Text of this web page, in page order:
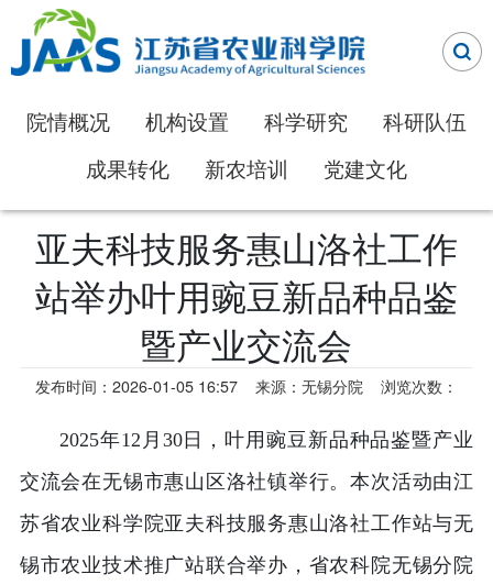
院情概况 机构设置 科学研究
科研队伍
成果转化
新农培训 党建文化
亚夫科技服务惠山洛社工作
站举办叶用豌豆新品种品鉴
暨产业交流会
发布时间：2026-01-05 16:57 来源：无锡分院 浏览次数：
2025年12月30日，叶用豌豆新品种品鉴暨产业
交流会在无锡市惠山区洛社镇举行。本次活动由江
苏省农业科学院亚夫科技服务惠山洛社工作站与无
锡市农业技术推广站联合举办，省农科院无锡分院